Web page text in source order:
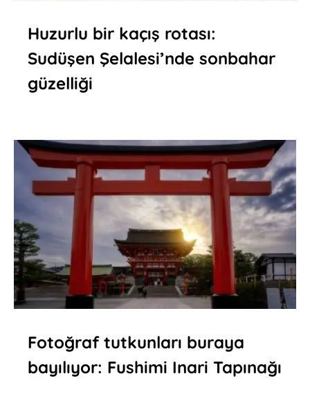
Huzurlu bir kaçış rotası:
Sudüşen Şelalesi’nde sonbahar
güzelliği
Fotoğraf tutkunları buraya
bayılıyor: Fushimi Inari Tapınağı